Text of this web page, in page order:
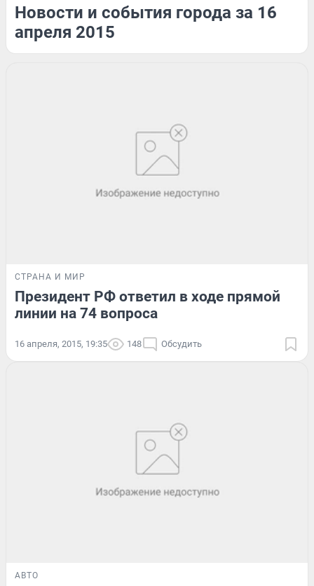
Новости и события города за 16
апреля 2015
СТРАНА И МИР
Президент РФ ответил в ходе прямой
линии на 74 вопроса
16 апреля, 2015, 19:35 148 Обсудить
АВТО